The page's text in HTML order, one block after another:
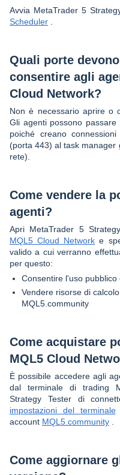
Avvia MetaTrader 5
Scheduler
Quali porte
consentire agli
Cloud Network?
Non è necessario aprire o
Gli agenti possono passare
poiché creano
(porta 443) al task manager
rete).
Come vendere la
agenti?
Apri MetaTrader 5
MQL5 Cloud Network e
valido a cui verranno
per questo:
Consentire l'uso pubblico
Vendere risorse di
MQL5.community
Come acquistare
MQL5 Cloud
È possibile accedere agli
dal terminale di trading
Strategy Tester di
impostazioni del terminale
account MQL5.community
Come aggiornare